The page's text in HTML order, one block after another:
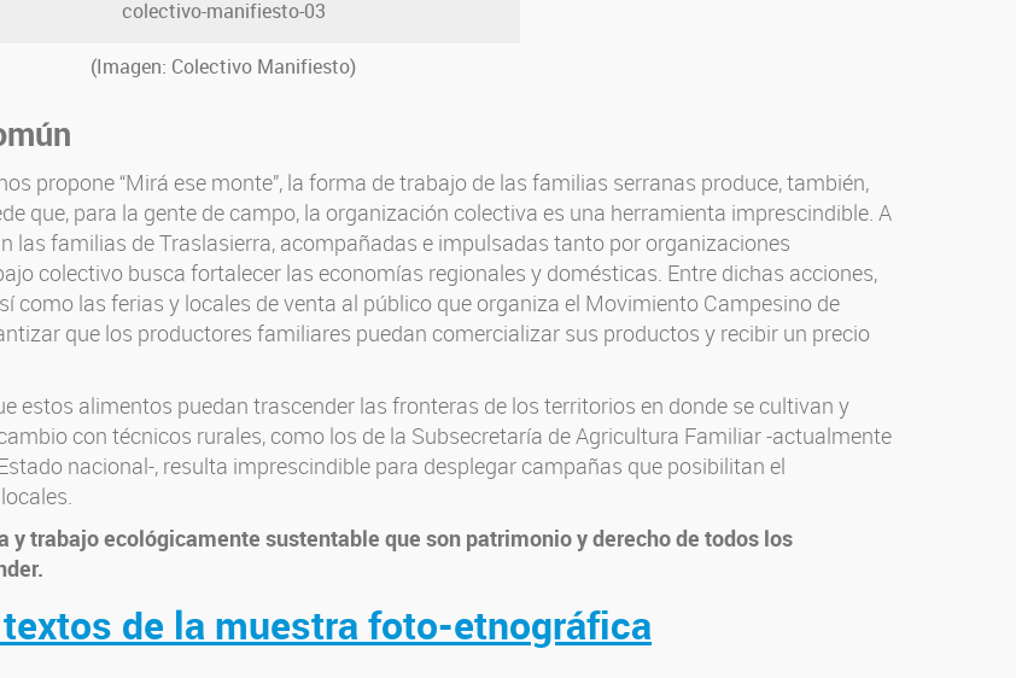
(Imagen: Colectivo Manifiesto)
propone “Mirá ese monte”, la forma de trabajo de las familias serranas produce, también,
que, para la gente de campo, la organización colectiva es una herramienta imprescindible. A
las familias de Traslasierra, acompañadas e impulsadas tanto por organizaciones
colectivo busca fortalecer las economías regionales y domésticas. Entre dichas acciones,
como las ferias y locales de venta al público que organiza el Movimiento Campesino de
que los productores familiares puedan comercializar sus productos y recibir un precio
estos alimentos puedan trascender las fronteras de los territorios en donde se cultivan y
con técnicos rurales, como los de la Subsecretaría de Agricultura Familiar -actualmente
nacional-, resulta imprescindible para desplegar campañas que posibilitan el
y trabajo ecológicamente sustentable que son patrimonio y derecho de todos los
de la muestra foto-etnográfica